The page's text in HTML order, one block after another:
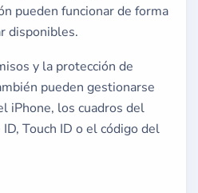
pueden funcionar de forma
disponibles.
y la protección de
pueden gestionarse
iPhone, los cuadros del
Touch ID o el código del